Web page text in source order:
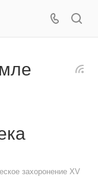
захоронение XV